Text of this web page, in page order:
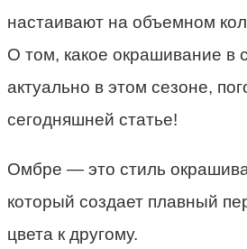
настаивают на объемном
О том, какое окрашивание в
актуально в этом сезоне,
сегодняшней статье!
Омбре — это стиль
который создает плавный
цвета к другому.